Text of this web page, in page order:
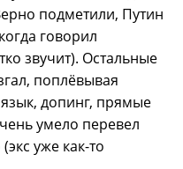
подметили, Путин
говорил
звучит). Остальные
поплёвывая
допинг, прямые
умело перевел
уже как-то